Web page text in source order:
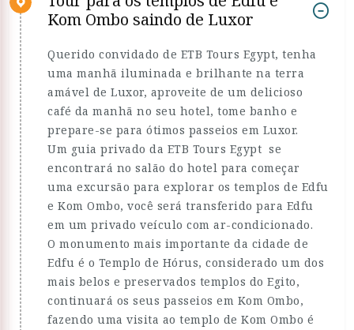
Kom Ombo saindo de Luxor
Querido convidado de ETB Tours Egypt, tenha
uma manhã iluminada e brilhante na terra
amável de Luxor, aproveite de um delicioso
café da manhã no seu hotel, tome banho e
prepare-se para ótimos passeios em Luxor.
Um guia privado da ETB Tours Egypt se
encontrará no salão do hotel para começar
uma excursão para explorar os templos de Edfu
e Kom Ombo, você será transferido para Edfu
em um privado veículo com ar-condicionado.
O monumento mais importante da cidade de
Edfu é o Templo de Hórus, considerado um dos
mais belos e preservados templos do Egito,
continuará os seus passeios em Kom Ombo,
fazendo uma visita ao templo de Kom Ombo é